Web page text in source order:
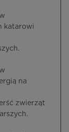
katarowi
na
zwierząt